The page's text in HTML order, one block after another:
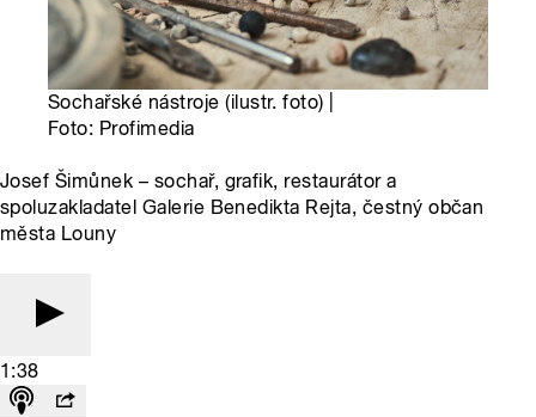
Sochařské nástroje (ilustr. foto) |
Foto: Profimedia
Josef Šimůnek – sochař, grafik, restaurátor a
spoluzakladatel Galerie Benedikta Rejta, čestný občan
města Louny
1:38